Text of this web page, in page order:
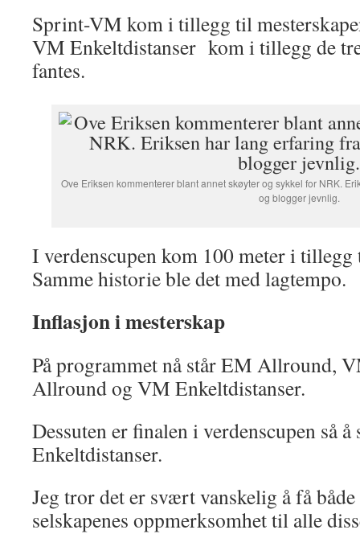
Sprint-VM kom i tillegg til
VM Enkeltdistanser kom i tillegg de
fantes.
Ove Eriksen kommenterer blant annet skøyter og sykkel for NRK.
og blogger jevnlig.
I verdenscupen kom 100 meter i tillegg
Samme historie ble det med lagtempo.
Inflasjon i mesterskap
På programmet nå står EM Allround,
Allround og VM Enkeltdistanser.
Dessuten er finalen i verdenscupen så
Enkeltdistanser.
Jeg tror det er svært vanskelig å få
selskapenes oppmerksomhet til alle